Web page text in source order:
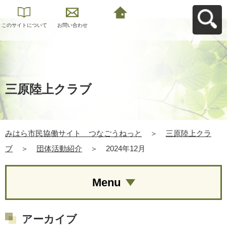
このサイトについて お問い合わせ
三原陸上クラブ
みはら市民協働サイト つなごうねっと ＞
三原陸上クラ
ブ
＞ 団体活動紹介 ＞ 2024年12月
Menu
アーカイブ